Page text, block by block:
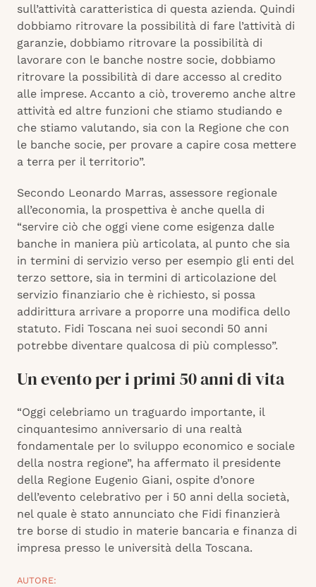
sull’attività caratteristica di questa azienda. Quindi
dobbiamo ritrovare la possibilità di fare l’attività di
garanzie, dobbiamo ritrovare la possibilità di
lavorare con le banche nostre socie, dobbiamo
ritrovare la possibilità di dare accesso al credito
alle imprese. Accanto a ciò, troveremo anche altre
attività ed altre funzioni che stiamo studiando e
che stiamo valutando, sia con la Regione che con
le banche socie, per provare a capire cosa mettere
a terra per il territorio”.
Secondo Leonardo Marras, assessore regionale
all’economia, la prospettiva è anche quella di
“servire ciò che oggi viene come esigenza dalle
banche in maniera più articolata, al punto che sia
in termini di servizio verso per esempio gli enti del
terzo settore, sia in termini di articolazione del
servizio finanziario che è richiesto, si possa
addirittura arrivare a proporre una modifica dello
statuto. Fidi Toscana nei suoi secondi 50 anni
potrebbe diventare qualcosa di più complesso”.
Un evento per i primi 50 anni di vita
“Oggi celebriamo un traguardo importante, il
cinquantesimo anniversario di una realtà
fondamentale per lo sviluppo economico e sociale
della nostra regione”, ha affermato il presidente
della Regione Eugenio Giani, ospite d’onore
dell’evento celebrativo per i 50 anni della società,
nel quale è stato annunciato che Fidi finanzierà
tre borse di studio in materie bancaria e finanza di
impresa presso le università della Toscana.
AUTORE: